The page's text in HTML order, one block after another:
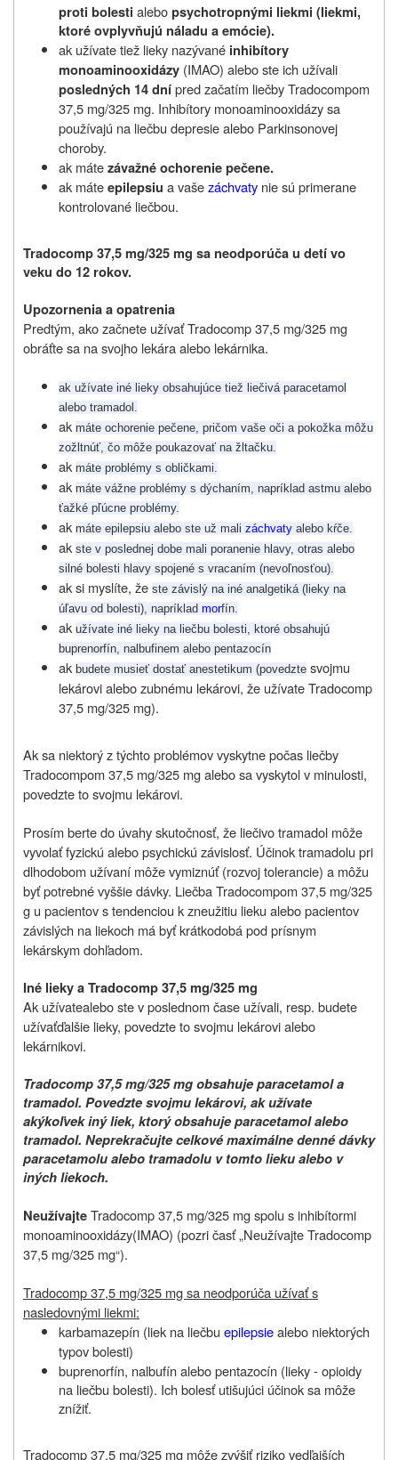
proti bolesti alebopsychotropnými liekmi (liekmi,
ktoré ovplyvňujú náladu a emócie).
ak užívate tiež lieky nazývané inhibítory
monoaminooxidázy (IMAO) alebo ste ich užívali
posledných 14 dnípred začatím liečby Tradocompom
37,5 mg/325 mg. Inhibítory monoaminooxidázy sa
používajú na liečbu depresie alebo Parkinsonovej
choroby.
ak mátezávažné ochorenie pečene.
ak máteepilepsiu a vašezáchvaty nie sú primerane
kontrolované liečbou.
Tradocomp 37,5 mg/325 mg sa neodporúča u detí vo
veku do 12 rokov.
Upozornenia a opatrenia
Predtým, ako začnete užívať Tradocomp 37,5 mg/325 mg
obráťte sa na svojho lekára alebo lekárnika.
ak užívate iné lieky obsahujúce tiež liečivá paracetamol
alebo tramadol.
ak máte ochorenie pečene, pričom vaše oči a pokožka môžu
zožltnúť, čo môže poukazovať na žltačku.
ak máte problémy s obličkami.
ak máte vážne problémy s dýchaním, napríklad astmu alebo
ťažké pľúcne problémy.
ak máte epilepsiu alebo ste už mali záchvaty alebo kŕče.
ak ste v poslednej dobe mali poranenie hlavy, otras alebo
silné bolesti hlavy spojené s vracaním (nevoľnosťou).
ak si myslíte, že ste závislý na iné analgetiká (lieky na
úľavu od bolesti), napríklad morfín.
ak užívate iné lieky na liečbu bolesti, ktoré obsahujú
buprenorfín, nalbufinem alebo pentazocín
ak budete musieť dostať anestetikum (povedzte svojmu
lekárovi alebo zubnému lekárovi, že užívate Tradocomp
37,5 mg/325 mg).
Ak sa niektorý z týchto problémov vyskytne počas liečby
Tradocompom 37,5 mg/325 mg alebo sa vyskytol v minulosti,
povedzte to svojmu lekárovi.
Prosím berte do úvahy skutočnosť, že liečivo tramadol môže
vyvolať fyzickú alebo psychickú závislosť. Účinok tramadolu pri
dlhodobom užívaní môže vymiznúť (rozvoj tolerancie) a môžu
byť potrebné vyššie dávky. Liečba Tradocompom 37,5 mg/325
g u pacientov s tendenciou k zneužitiu lieku alebo pacientov
závislých na liekoch má byť krátkodobá pod prísnym
lekárskym dohľadom.
Iné lieky a Tradocomp 37,5 mg/325 mg
Ak užívatealebo ste v poslednom čase užívali, resp. budete
užívaťďalšie lieky, povedzte to svojmu lekárovi alebo
lekárnikovi.
Tradocomp 37,5 mg/325 mg obsahuje paracetamol a
tramadol. Povedzte svojmu lekárovi, ak užívate
akýkoľvek iný liek, ktorý obsahuje paracetamol alebo
tramadol. Neprekračujte celkové maximálne denné dávky
paracetamolu alebo tramadolu v tomto lieku alebo v
iných liekoch.
NeužívajteTradocomp 37,5 mg/325 mg spolu s inhibítormi
monoaminooxidázy(IMAO) (pozri časť „Neužívajte Tradocomp
37,5 mg/325 mg“).
Tradocomp 37,5 mg/325 mg sa neodporúča užívať s
nasledovnými liekmi:
karbamazepín (liek na liečbu epilepsiealebo niektorých
typov bolesti)
buprenorfín, nalbufín alebo pentazocín (lieky - opioidy
na liečbu bolesti). Ich bolesť utišujúci účinok sa môže
znížiť.
Tradocomp 37,5 mg/325 mg môže zvýšiť riziko vedľajších